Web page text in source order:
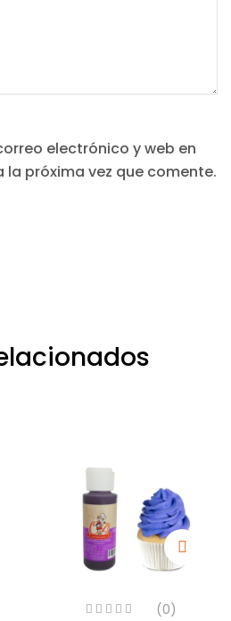
electrónico y web en
próxima vez que comente.
(0)